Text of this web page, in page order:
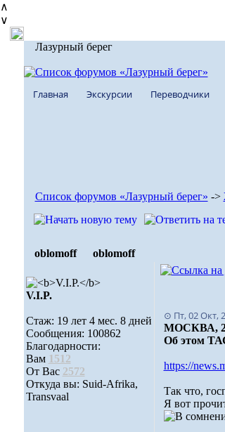
∧
∨
Лазурный берег
Главная Экскурсии Переводчики
Список форумов «Лазурный берег» ->
oblomoff oblomoff
V.I.P.
Стаж: 19 лет 4 мес. 8 дней
Сообщения: 100862
Благодарности:
Вам 1512
От Вас 2572
Откуда вы: Suid-Afrika,
Transvaal
⊙ Пт, 02 Окт,
МОСКВА, 2
Об этом
https://
Так что,
Я вот